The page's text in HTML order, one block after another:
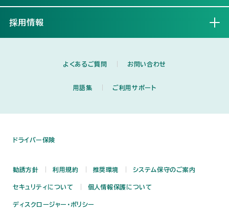
採用情報
よくあるご質問 お問い合わせ
用語集 ご利用サポート
ドライバー保険
勧誘方針 利用規約 推奨環境 システム保守のご案内
セキュリティについて 個人情報保護について
ディスクロージャー・ポリシー